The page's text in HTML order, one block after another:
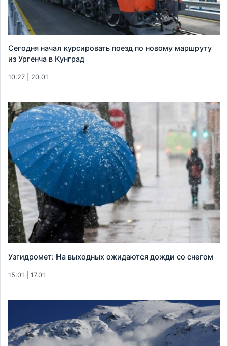
Сегодня начал курсировать поезд по новому маршруту
из Ургенча в Кунград
10:27 | 20.01
Узгидромет: На выходных ожидаются дожди со снегом
15:01 | 17.01